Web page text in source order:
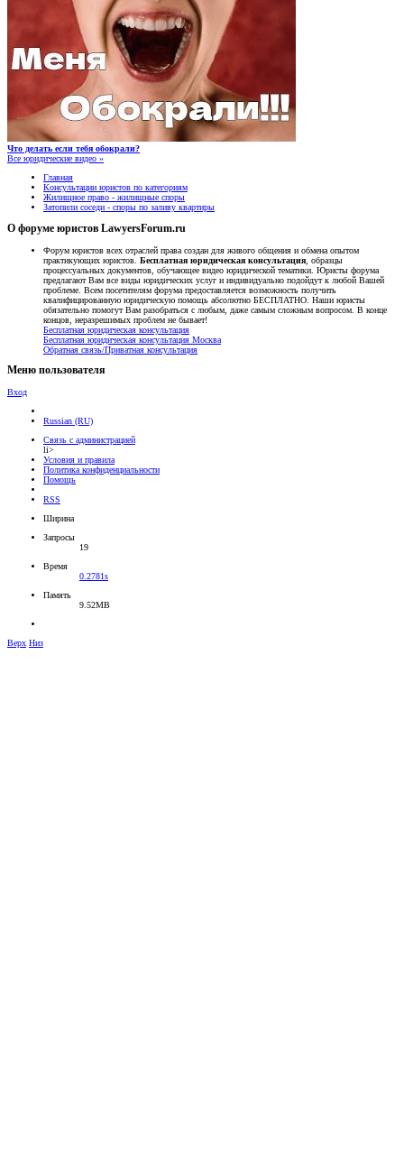
Что делать если тебя обокрали?
Все юридические видео »
Главная
Консультации юристов по категориям
Жилищное право - жилищные споры
Затопили соседи - споры по заливу квартиры
О форуме юристов LawyersForum.ru
Форум юристов всех отраслей права создан для живого общения и обмена опытом
практикующих юристов. Бесплатная юридическая консультация , образцы
процессуальных документов, обучающее видео юридической тематики. Юристы форума
предлагают Вам все виды юридических услуг и индивидуально подойдут к любой Вашей
проблеме. Всем посетителям форума предоставляется возможность получить
квалифицированную юридическую помощь абсолютно БЕСПЛАТНО. Наши юристы
обязательно помогут Вам разобраться с любым, даже самым сложным вопросом. В конце
концов, неразрешимых проблем не бывает!
Бесплатная юридическая консультация
Бесплатная юридическая консультация Москва
Обратная связь/Приватная консультация
Меню пользователя
Вход
Russian (RU)
Связь с администрацией
li>
Условия и правила
Политика конфиденциальности
Помощь
RSS
Ширина
Запросы
19
Время
0.2781s
Память
9.52MB
Верх Низ